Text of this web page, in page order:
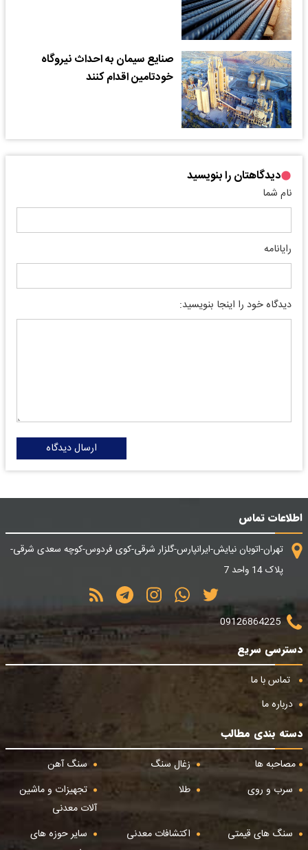
صنایع سیمان به احداث نیروگاه
خودتامین اقدام کنند
دیدگاهتان را بنویسید
نام شما
رایانامه
دیدگاه خود را اینجا بنویسید:
ارسال دیدگاه
اطلاعات تماس
تهران-اتوبان نیایش-ایرانپارس-گلزار شرقی-کوی فردوس-کوچه سعدی شرقی-
پلاک 14 واحد 7
09126864225
دسترسی سریع
تماس با ما
درباره ما
دسته بندی مطالب
مصاحبه ها
زغال سنگ
سنگ آهن
سرب و روی
طلا
تجهیزات و ماشین
آلات معدنی
سنگ های قیمتی
اکتشافات معدنی
سایر حوزه های